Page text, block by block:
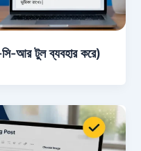
সি-আর টুল ব্যবহার করে)